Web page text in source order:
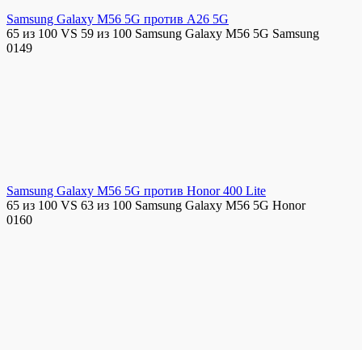
Samsung Galaxy M56 5G против A26 5G
65 из 100 VS 59 из 100 Samsung Galaxy M56 5G Samsung
0149
Samsung Galaxy M56 5G против Honor 400 Lite
65 из 100 VS 63 из 100 Samsung Galaxy M56 5G Honor
0160